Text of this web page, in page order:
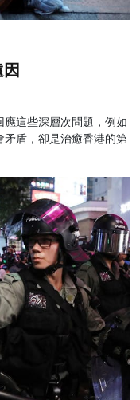
這些深層次問題，例如
矛盾，卻是治癒香港的第